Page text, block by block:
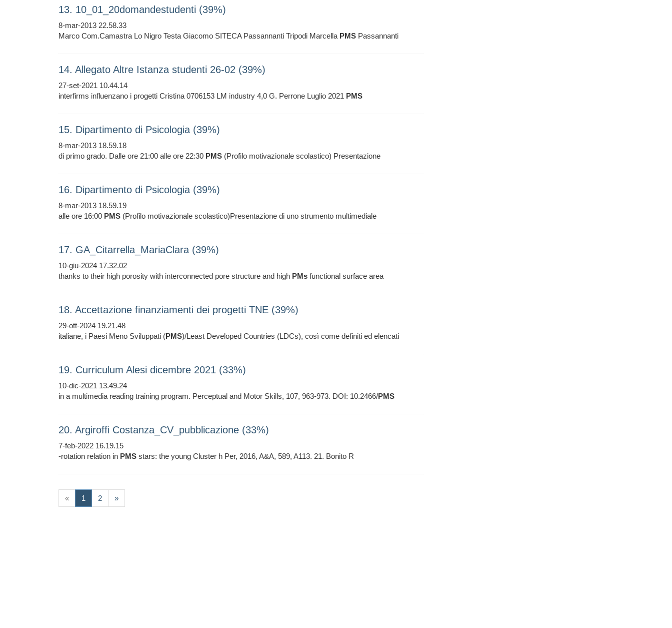
13. 10_01_20domandestudenti (39%)
8-mar-2013 22.58.33
Marco Com.Camastra Lo Nigro Testa Giacomo SITECA Passannanti Tripodi Marcella PMS Passannanti
14. Allegato Altre Istanza studenti 26-02 (39%)
27-set-2021 10.44.14
interfirms influenzano i progetti Cristina 0706153 LM industry 4,0 G. Perrone Luglio 2021 PMS
15. Dipartimento di Psicologia (39%)
8-mar-2013 18.59.18
di primo grado. Dalle ore 21:00 alle ore 22:30 PMS (Profilo motivazionale scolastico) Presentazione
16. Dipartimento di Psicologia (39%)
8-mar-2013 18.59.19
alle ore 16:00 PMS (Profilo motivazionale scolastico)Presentazione di uno strumento multimediale
17. GA_Citarrella_MariaClara (39%)
10-giu-2024 17.32.02
thanks to their high porosity with interconnected pore structure and high PMs functional surface area
18. Accettazione finanziamenti dei progetti TNE (39%)
29-ott-2024 19.21.48
italiane, i Paesi Meno Sviluppati (PMS)/Least Developed Countries (LDCs), così come definiti ed elencati
19. Curriculum Alesi dicembre 2021 (33%)
10-dic-2021 13.49.24
in a multimedia reading training program. Perceptual and Motor Skills, 107, 963-973. DOI: 10.2466/PMS
20. Argiroffi Costanza_CV_pubblicazione (33%)
7-feb-2022 16.19.15
-rotation relation in PMS stars: the young Cluster h Per, 2016, A&A, 589, A113. 21. Bonito R
« 1 (current)
2 »